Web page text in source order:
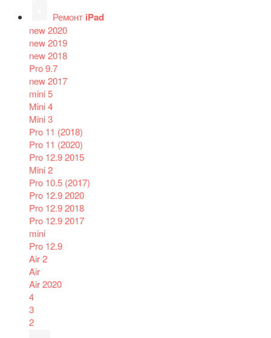
Ремонт iPad
new 2020
new 2019
new 2018
Pro 9.7
new 2017
mini 5
Mini 4
Mini 3
Pro 11 (2018)
Pro 11 (2020)
Pro 12.9 2015
Mini 2
Pro 10.5 (2017)
Pro 12.9 2020
Pro 12.9 2018
Pro 12.9 2017
mini
Pro 12.9
Air 2
Air
Air 2020
4
3
2